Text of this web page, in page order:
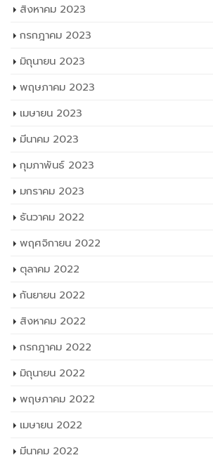
สิงหาคม 2023
กรกฎาคม 2023
มิถุนายน 2023
พฤษภาคม 2023
เมษายน 2023
มีนาคม 2023
กุมภาพันธ์ 2023
มกราคม 2023
ธันวาคม 2022
พฤศจิกายน 2022
ตุลาคม 2022
กันยายน 2022
สิงหาคม 2022
กรกฎาคม 2022
มิถุนายน 2022
พฤษภาคม 2022
เมษายน 2022
มีนาคม 2022